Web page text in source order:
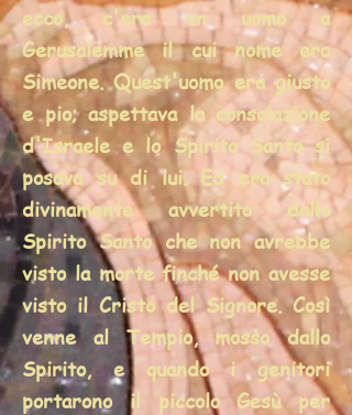
ecco, c'era un uomo a
Gerusalemme il cui nome era
Simeone. Quest'uomo era giusto
e pio; aspettava la consolazione
d'Israele e lo Spirito Santo si
posava su di lui. Ed era stato
divinamente avvertito dallo
Spirito Santo che non avrebbe
visto la morte finché non avesse
visto il Cristo del Signore. Così
venne al Tempio, mosso dallo
Spirito, e quando i genitori
portarono il piccolo Gesù per